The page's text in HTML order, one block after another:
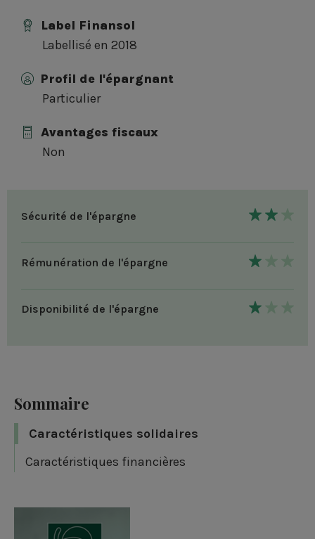
Label Finansol
Labellisé en 2018
Profil de l'épargnant
Particulier
Avantages fiscaux
Non
Sécurité de l'épargne
2
3
Rémunération de l'épargne
1
3
Disponibilité de l'épargne
1
Sommaire
Caractéristiques solidaires
Caractéristiques financières